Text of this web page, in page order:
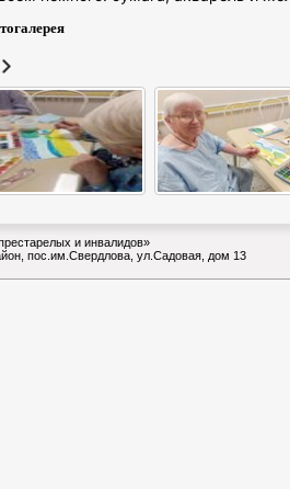
и инвалидов»
пос.им.Свердлова, ул.Садовая, дом 13